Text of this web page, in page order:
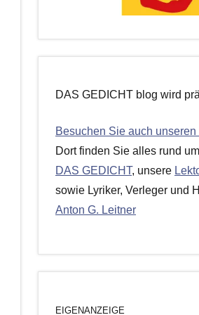
DAS GEDICHT blog wird
Besuchen Sie auch unseren
Dort finden Sie alles rund
DAS GEDICHT, unsere
sowie Lyriker, Verleger und
Anton G. Leitner
EIGENANZEIGE